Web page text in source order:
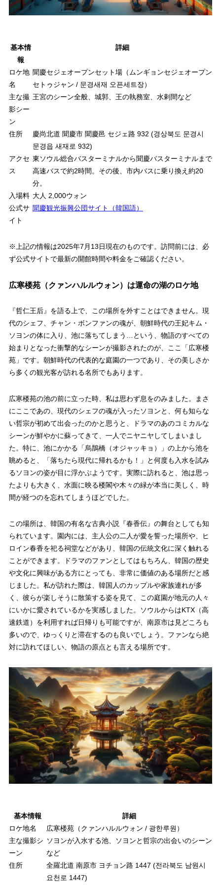
基本情
報
詳細
ロケ地
名
聞慶セジェオープンセット場（ムンギョンセジェオープン
セトゥジャン / 문경새재 오픈세트장）
主な撮
影シー
ン
王宮のシーン全般、城郭、王の執務室、水剌間など
住所
慶尚北道 聞慶市 聞慶邑 セジェ路 932 (경상북도 문경시
문경읍 새재로 932)
アクセ
ス
東ソウル総合バスターミナルから聞慶バスターミナルまで
高速バスで約2時間。その後、市内バスに乗り換え約20
分。
入場料 大人 2,000ウォン
公式サ
イト
聞慶観光振興公団サイト（韓国語）
※上記の情報は2025年7月13日現在のものです。訪問前には、必
ず公式サイトで最新の開館時間や料金をご確認ください。
広寒楼苑（クァンハルルウォン）は運命の湖のロケ地
『哲仁王后』を語る上で、この場所を外すことはできません。現
代のシェフ、チャン・ボンファンの魂が、朝鮮時代の王妃キム・
ソヨンの体に入り、池に落ちてしまう…という、物語のすべての
始まりとなった衝撃的なシーンが撮影されたのが、ここ「広寒楼
苑」です。朝鮮時代の代表的な庭園の一つであり、その美しさか
ら多くの観光客が訪れる名所でもあります。
広寒楼苑の池の前に立った時、私は思わず息をのみました。まさ
にここであの、現代のシェフの魂が入ったソヨンと、何も知らな
い哲宗が初めて出会ったのかと思うと、ドラマのあのコミカルな
シーンが鮮やかに蘇ってきて、一人でニヤニヤしてしまいまし
た。特に、池にかかる「烏鵲橋（オジャッキョ）」の上から池を
眺めると、「落ちたら現代に帰れるかも！」と何度も入水を試み
るソヨンの姿が目に浮かぶようです。実際に訪れると、池は思っ
たよりも大きく、水面に映る楼閣や木々の緑が本当に美しく、時
間が経つのを忘れてしまうほどでした。
この場所は、韓国の有名な古典小説『春香伝』の舞台としても知
られています。園内には、主人公の二人が愛を誓った場所や、ヒ
ロイン春香を祀る祠堂などがあり、韓国の伝統文化に深く触れる
ことができます。ドラマのファンとしてはもちろん、韓国の歴史
や文化に興味がある方にとっても、非常に価値のある場所だと感
じました。私が訪れた際は、韓国人のカップルや家族連れが多
く、彼らが楽しそうに散策する姿を見て、この庭園が地元の人々
にいかに愛されているかを実感しました。ソウルからはKTX（高
速鉄道）を利用すれば日帰りも可能ですが、南原市は見どころも
多いので、ゆっくりと滞在するのも良いでしょう。ファンなら絶
対に訪れてほしい、物語の原点とも言える場所です。
基本情報
詳細
ロケ地名
広寒楼苑（クァンハルルウォン / 광한루원）
主な撮影シ
ーン
ソヨンが入水する池、ソヨンと哲宗の出会いのシーン
など
住所
全羅北道 南原市 ヨチョン路 1447 (전라북도 남원시
요천로 1447)